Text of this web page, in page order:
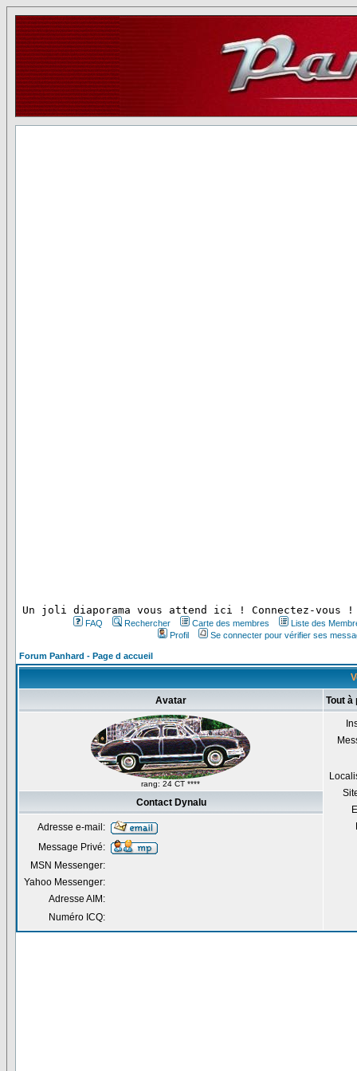
Un joli diaporama vous attend ici ! Connectez-vous !
FAQ Rechercher Carte des membres
Liste des
Profil
Se connecter pour vérifier ses
Forum Panhard - Page d accueil
Avatar Tout à
rang: 24 CT ****
Contact Dynalu
Adresse e-mail:
Message Privé:
MSN Messenger:
Yahoo Messenger:
Adresse AIM:
Numéro ICQ: